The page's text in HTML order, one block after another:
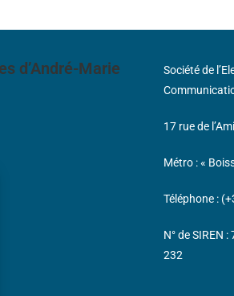
d’André-Marie
Société de
17 rue de
Métro : «
Téléphone :
N° de SIREN
232